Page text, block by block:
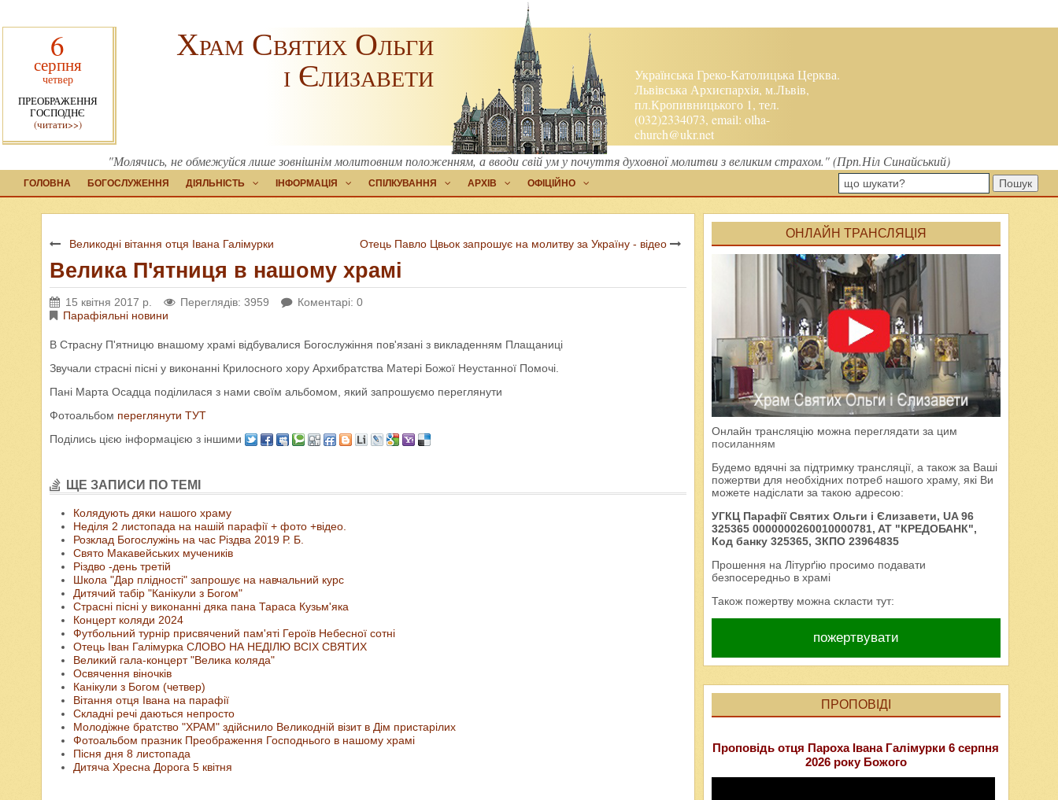
6
серпня
четвер
ПРЕОБРАЖЕННЯ
ГОСПОДНЄ
(читати>>)
Українська Греко-Католицька Церква.
Львівська Архиєпархія, м.Львів,
пл.Кропивницького 1, тел.
(032)2334073, email:olha-
church@ukr.net
Храм Святих Ольги
і Єлизавети
"Молячись, не обмежуйся лише зовнішнім молитовним положенням, а вводи свій ум у почуття духовної молитви з великим страхом." (Прп.Ніл Синайський)
ГОЛОВНА БОГОСЛУЖЕННЯ ДІЯЛЬНІСТЬ ІНФОРМАЦІЯ СПІЛКУВАННЯ АРХІВ ОФІЦІЙНО Пошук
Великодні вітання отця Івана Галімурки Отець Павло Цвьок запрошує на молитву за Україну - відео
Велика П'ятниця в нашому храмі
15 квітня 2017 р. Переглядів: 3959
Коментарі: 0
Парафіяльні новини
В Страсну П'ятницю внашому храмі відбувалися Богослужіння пов'язані з викладенням Плащаниці
Звучали страсні пісні у виконанні Крилосного хору Архибратства Матері Божої Неустанної Помочі.
Пані Марта Осадца поділилася з нами своїм альбомом, який запрошуємо переглянути
Фотоальбом переглянути ТУТ
Поділись цією інформацією з іншими
ЩЕ ЗАПИСИ ПО ТЕМІ
Колядують дяки нашого храму
Неділя 2 листопада на нашій парафії + фото +відео.
Розклад Богослужінь на час Різдва 2019 Р. Б.
Свято Макавейських мучеників
Різдво -день третій
Школа "Дар плідності" запрошує на навчальний курс
Дитячий табір "Канікули з Богом"
Страсні пісні у виконанні дяка пана Тараса Кузьм'яка
Концерт коляди 2024
Футбольний турнір присвячений пам'яті Героїв Небесної сотні
Отець Іван Галімурка СЛОВО НА НЕДІЛЮ ВСІХ СВЯТИХ
Великий гала-концерт "Велика коляда"
Освячення віночків
Канікули з Богом (четвер)
Вітання отця Івана на парафії
Складні речі даються непросто
Молодіжне братство "ХРАМ" здійснило Великодній візит в Дім пристарілих
Фотоальбом празник Преображення Господнього в нашому храмі
Пісня дня 8 листопада
Дитяча Хресна Дорога 5 квітня
ОНЛАЙН ТРАНСЛЯЦІЯ
Онлайн трансляцію можна переглядати за цим
посиланням
Будемо вдячні за підтримку трансляції, а також за Ваші
пожертви для необхідних потреб нашого храму, які Ви
можете надіслати за такою адресою:
УГКЦ Парафії Святих Ольги і Єлизавети, UA 96
325365 0000000260010000781, AT "КРЕДОБАНК",
Код банку 325365, ЗКПО 23964835
Прошення на Літурґію просимо подавати
безпосередньо в храмі
Також пожертву можна скласти тут:
пожертвувати
ПРОПОВІДІ
Проповідь отця Пароха Івана Галімурки 6 серпня
2026 року Божого